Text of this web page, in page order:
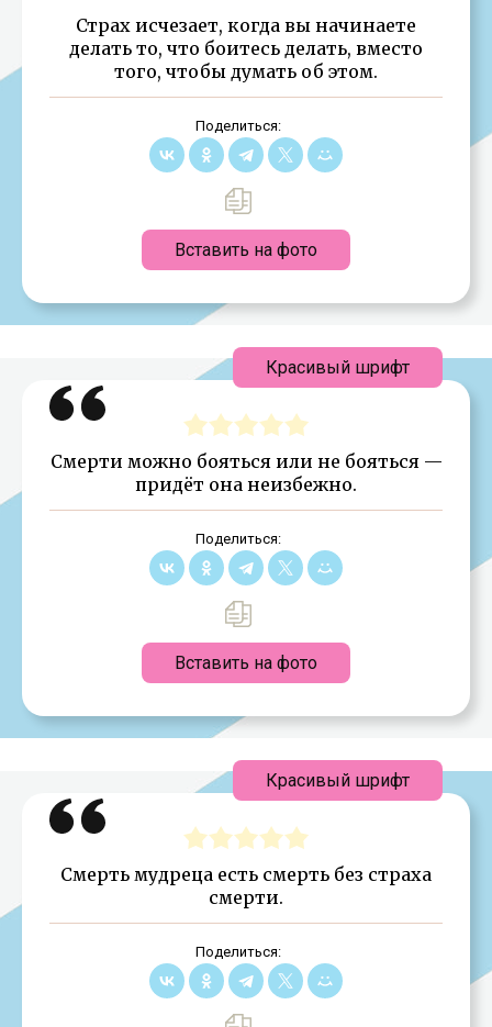
Страх исчезает, когда вы начинаете
делать то, что боитесь делать, вместо
того, чтобы думать об этом.
Поделиться:
Вставить на фото
Смерти можно бояться или не бояться —
придёт она неизбежно.
Поделиться:
Вставить на фото
Красивый шрифт
Смерть мудреца есть смерть без страха
смерти.
Поделиться:
Красивый шрифт